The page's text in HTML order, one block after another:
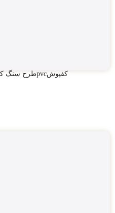
کفپوشpvcطرح سنگ کد۵۰۵۳